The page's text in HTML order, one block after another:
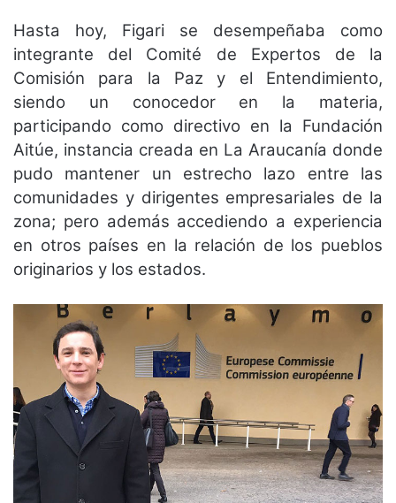
Hasta hoy, Figari se desempeñaba como
integrante del Comité de Expertos de la
Comisión para la Paz y el Entendimiento,
siendo un conocedor en la materia,
participando como directivo en la Fundación
Aitúe, instancia creada en La Araucanía donde
pudo mantener un estrecho lazo entre las
comunidades y dirigentes empresariales de la
zona; pero además accediendo a experiencia
en otros países en la relación de los pueblos
originarios y los estados.